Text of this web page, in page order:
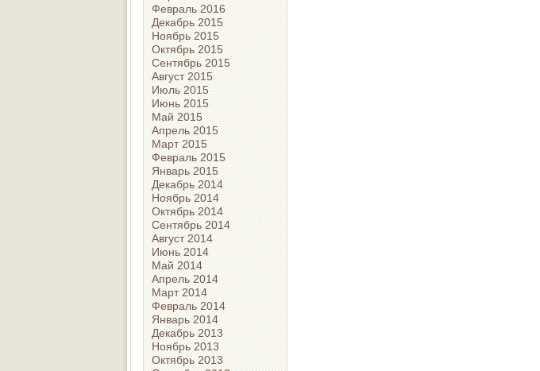
Февраль 2016
Декабрь 2015
Ноябрь 2015
Октябрь 2015
Сентябрь 2015
Август 2015
Июль 2015
Июнь 2015
Май 2015
Апрель 2015
Март 2015
Февраль 2015
Январь 2015
Декабрь 2014
Ноябрь 2014
Октябрь 2014
Сентябрь 2014
Август 2014
Июнь 2014
Май 2014
Апрель 2014
Март 2014
Февраль 2014
Январь 2014
Декабрь 2013
Ноябрь 2013
Октябрь 2013